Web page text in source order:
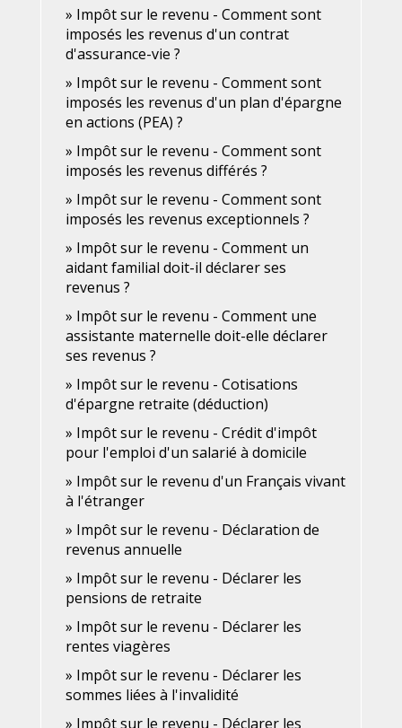
Impôt sur le revenu - Comment sont
imposés les revenus d'un contrat
d'assurance-vie ?
Impôt sur le revenu - Comment sont
imposés les revenus d'un plan d'épargne
en actions (PEA) ?
Impôt sur le revenu - Comment sont
imposés les revenus différés ?
Impôt sur le revenu - Comment sont
imposés les revenus exceptionnels ?
Impôt sur le revenu - Comment un
aidant familial doit-il déclarer ses
revenus ?
Impôt sur le revenu - Comment une
assistante maternelle doit-elle déclarer
ses revenus ?
Impôt sur le revenu - Cotisations
d'épargne retraite (déduction)
Impôt sur le revenu - Crédit d'impôt
pour l'emploi d'un salarié à domicile
Impôt sur le revenu d'un Français vivant
à l'étranger
Impôt sur le revenu - Déclaration de
revenus annuelle
Impôt sur le revenu - Déclarer les
pensions de retraite
Impôt sur le revenu - Déclarer les
rentes viagères
Impôt sur le revenu - Déclarer les
sommes liées à l'invalidité
Impôt sur le revenu - Déclarer les